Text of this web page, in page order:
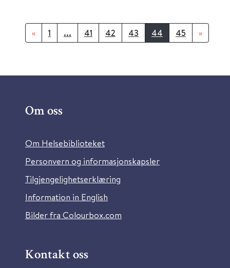
« 1 ... 41 42 43 44 45 »
Om oss
Om Helsebiblioteket
Personvern og informasjonskapsler
Tilgjengelighetserklæring
Information in English
Bilder fra Colourbox.com
Kontakt oss